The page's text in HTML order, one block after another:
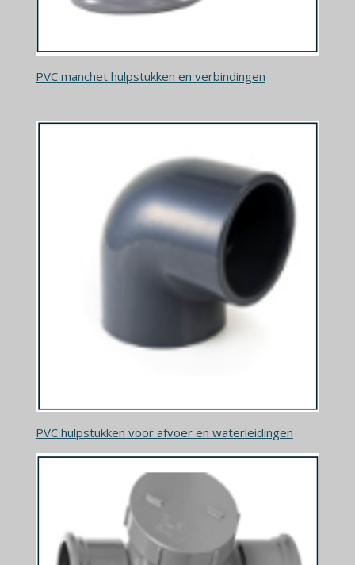
PVC manchet hulpstukken en verbindingen
PVC hulpstukken voor afvoer en waterleidingen